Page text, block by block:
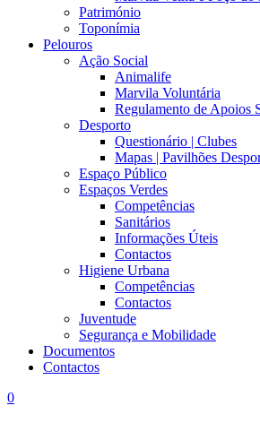
Património
Toponímia
Pelouros
Ação Social
Animalife
Marvila Voluntária
Regulamento de Apoios
Desporto
Questionário | Clubes
Mapas | Pavilhões
Espaço Público
Espaços Verdes
Competências
Sanitários
Informações Úteis
Contactos
Higiene Urbana
Competências
Contactos
Juventude
Segurança e Mobilidade
Documentos
Contactos
0